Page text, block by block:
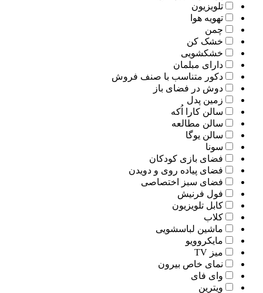
تلویزیون
تهویه هوا
چمن
خشک کن
خشکشویی
دارای مبلمان
دکور متناسب با صنف فروش
دوش در فضای باز
زمین پدل
سالن کارا اُکه
سالن مطالعه
سالن یوگا
سونا
فضای بازی کودکان
فضای پیاده روی و دویدن
فضای سبز اختصاصی
فول فرنیش
کابل تلویزیون
کلاب
ماشین لباسشویی
مایکروویو
میز TV
نمای خاص بیرون
وای فای
ویترین